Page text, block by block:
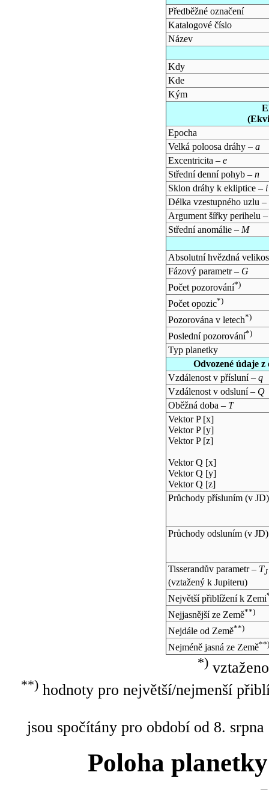
Předběžné označení
Katalogové číslo
Název
Kdy
Kde
Kým
Epocha
Velká poloosa dráhy – a
Excentricita – e
Střední denní pohyb – n
Sklon dráhy k ekliptice – i
Délka vzestupného uzlu –
Argument šířky perihelu
Střední anomálie – M
Absolutní hvězdná
Fázový parametr – G
Počet pozorování*)
Počet opozic*)
Pozorována v letech*)
Poslední pozorování*)
Typ planetky
Odvozené údaje
Vzdálenost v přísluní – q
Vzdálenost v odsluní – Q
Oběžná doba – T
Vektor P [x]
Vektor P [y]
Vektor P [z]
Vektor Q [x]
Vektor Q [y]
Vektor Q [z]
Průchody přísluním (v JD)
Průchody odsluním (v JD)
Tisserandův parametr – TJ
(vztažený k Jupiteru)
Největší přiblížení k Zemi
Nejjasnější ze Země**)
Nejdále od Země**)
Nejméně jasná ze Země**)
*)
**)hodnoty pro největší/nejmenší
jsou spočítány pro období od 8.
Poloha